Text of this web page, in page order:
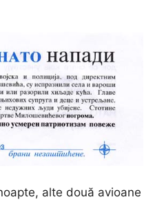
alte două avioane